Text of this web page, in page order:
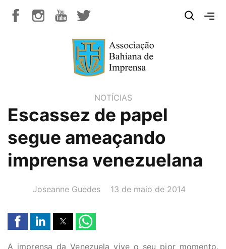
NOTÍCIAS
Escassez de papel
segue ameaçando
imprensa venezuelana
AUTOR(A):
Joseanne Guedes DATA:
13 de maio de 2014
A imprensa da Venezuela vive o seu pior momento.